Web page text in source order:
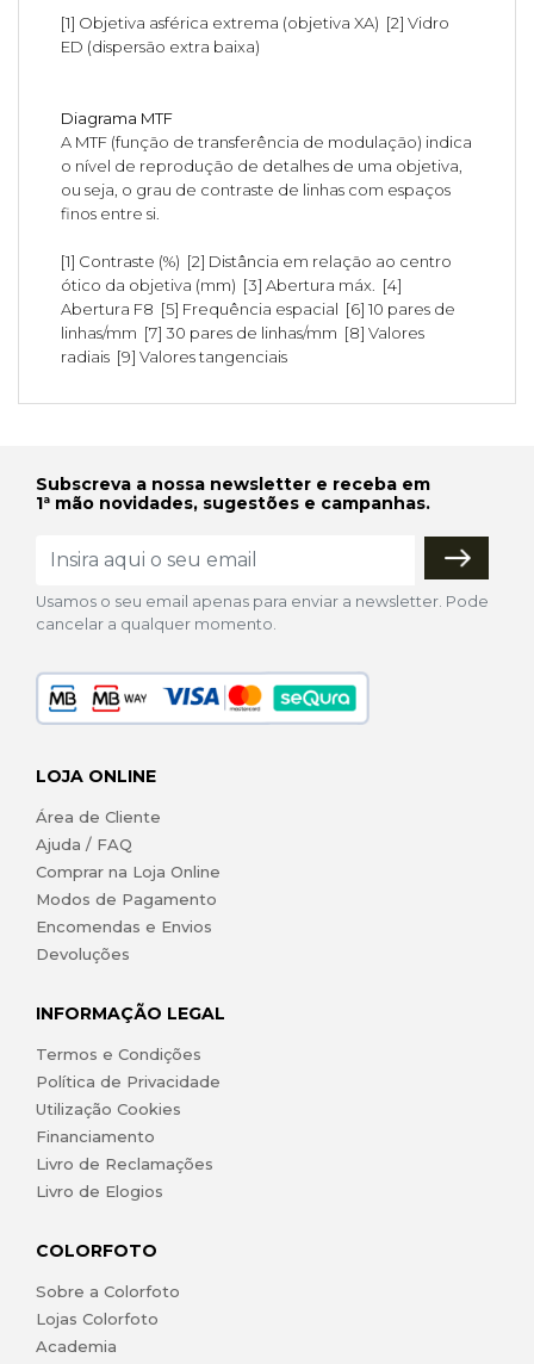
[1] Objetiva asférica extrema (objetiva XA) [2] Vidro
ED (dispersão extra baixa)
Diagrama MTF
A MTF (função de transferência de modulação) indica
o nível de reprodução de detalhes de uma objetiva,
ou seja, o grau de contraste de linhas com espaços
finos entre si.
[1] Contraste (%) [2] Distância em relação ao centro
ótico da objetiva (mm) [3] Abertura máx. [4]
Abertura F8 [5] Frequência espacial [6] 10 pares de
linhas/mm [7] 30 pares de linhas/mm [8] Valores
radiais [9] Valores tangenciais
Subscreva a nossa newsletter e receba em
1ª mão novidades, sugestões e campanhas.
Usamos o seu email apenas para enviar a newsletter. Pode
cancelar a qualquer momento.
LOJA ONLINE
Área de Cliente
Ajuda / FAQ
Comprar na Loja Online
Modos de Pagamento
Encomendas e Envios
Devoluções
INFORMAÇÃO LEGAL
Termos e Condições
Política de Privacidade
Utilização Cookies
Financiamento
Livro de Reclamações
Livro de Elogios
COLORFOTO
Sobre a Colorfoto
Lojas Colorfoto
Academia